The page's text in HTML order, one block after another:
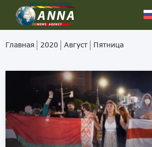
Главная 2020 Август Пятница